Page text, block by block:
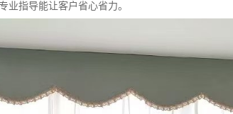
业指导能让客户省心省力。